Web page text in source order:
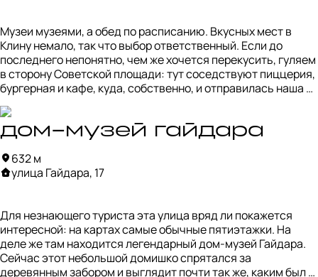
Ещё более сложная задача – пробраться мимо музейного
магазинчика и ничего себе не захватить. Цены, к слову, тут
раза в два ниже столичных (самое время закупать всем
подарки на следующий год!)
Музеи музеями, а обед по расписанию. Вкусных мест в
Клину немало, так что выбор ответственный. Если до
последнего непонятно, чем же хочется перекусить, гуляем
в сторону Советской площади: тут соседствуют пиццерия,
бургерная и кафе, куда, собственно, и отправилась наша
редакция. Меню своего рода русская рулетка: позиции
меняются изо дня в день. Хочется верить, что крем-брюле
в «Пинки» будет удаваться застать часто. Эта маленькая
радость понравилась бы даже Амели.
К счастью, кофе —  предсказуемо отличный. За поставку
дом-музей гайдара
632 м
улица Гайдара, 17
Для незнающего туриста эта улица вряд ли покажется
интересной: на картах самые обычные пятиэтажки. На
деле же там находится легендарный дом-музей Гайдара.
Сейчас этот небольшой домишко спрятался за
деревянным забором и выглядит почти так же, каким был